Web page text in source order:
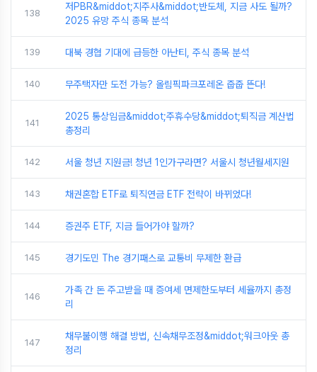
138
저PBR&middot;지주사&middot;반도체, 지금 사도 될까?
2025 유망 주식 종목 분석
139 대북 경협 기대에 급등한 아난티, 주식 종목 분석
140 무주택자만 도전 가능? 올림픽파크포레온 줍줍 뜬다!
141
2025 통상임금&middot;주휴수당&middot;퇴직금 계산법
총정리
142 서울 청년 지원금! 청년 1인가구라면? 서울시 청년월세지원
143 채권혼합 ETF로 퇴직연금 ETF 전략이 바뀌었다!
144 증권주 ETF, 지금 들어가야 할까?
145 경기도민 The 경기패스로 교통비 무제한 환급
146
가족 간 돈 주고받을 때 증여세 면제한도부터 세율까지 총정
리
147
채무불이행 해결 방법, 신속채무조정&middot;워크아웃 총
정리